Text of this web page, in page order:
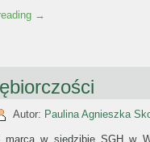
→
Autor: Paulina Agnieszka
w siedzibie SGH w